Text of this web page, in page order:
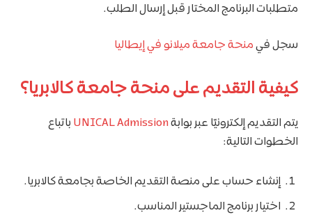
متطلبات البرنامج المختار قبل إرسال الطلب.
سجل فيمنحة جامعة ميلانو في إيطاليا
كيفية التقديم على منحة جامعة كالابريا؟
يتم التقديم إلكترونيًا عبر بوابةUNICAL Admission باتباع
الخطوات التالية:
إنشاء حساب على منصة التقديم الخاصة بجامعة كالابريا.
اختيار برنامج الماجستير المناسب.